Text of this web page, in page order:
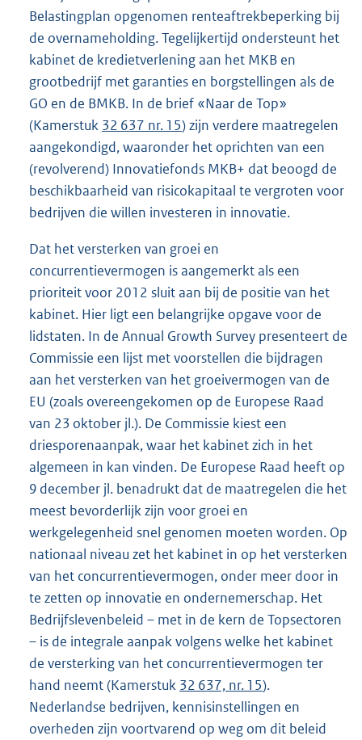
Belastingplan opgenomen renteaftrekbeperking bij
de overnameholding. Tegelijkertijd ondersteunt het
kabinet de kredietverlening aan het MKB en
grootbedrijf met garanties en borgstellingen als de
GO en de BMKB. In de brief «Naar de Top»
(Kamerstuk 32 637 nr. 15) zijn verdere maatregelen
aangekondigd, waaronder het oprichten van een
(revolverend) Innovatiefonds MKB+ dat beoogd de
beschikbaarheid van risicokapitaal te vergroten voor
bedrijven die willen investeren in innovatie.
Dat het versterken van groei en
concurrentievermogen is aangemerkt als een
prioriteit voor 2012 sluit aan bij de positie van het
kabinet. Hier ligt een belangrijke opgave voor de
lidstaten. In de Annual Growth Survey presenteert de
Commissie een lijst met voorstellen die bijdragen
aan het versterken van het groeivermogen van de
EU (zoals overeengekomen op de Europese Raad
van 23 oktober jl.). De Commissie kiest een
driesporenaanpak, waar het kabinet zich in het
algemeen in kan vinden. De Europese Raad heeft op
9 december jl. benadrukt dat de maatregelen die het
meest bevorderlijk zijn voor groei en
werkgelegenheid snel genomen moeten worden. Op
nationaal niveau zet het kabinet in op het versterken
van het concurrentievermogen, onder meer door in
te zetten op innovatie en ondernemerschap. Het
Bedrijfslevenbeleid – met in de kern de Topsectoren
– is de integrale aanpak volgens welke het kabinet
de versterking van het concurrentievermogen ter
hand neemt (Kamerstuk 32 637, nr. 15).
Nederlandse bedrijven, kennisinstellingen en
overheden zijn voortvarend op weg om dit beleid